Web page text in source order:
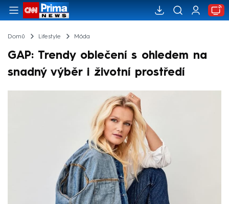
Domů Lifestyle Móda
GAP: Trendy oblečení s ohledem na
snadný výběr i životní prostředí